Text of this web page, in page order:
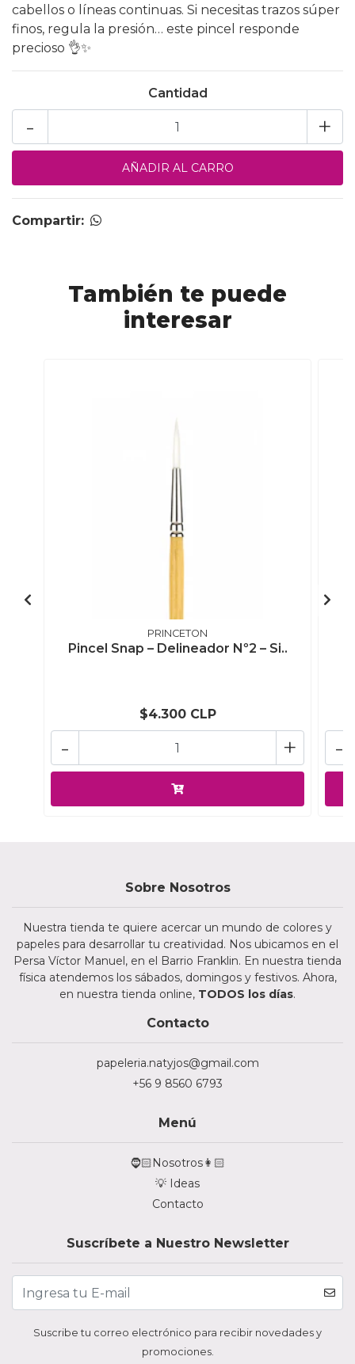
cabellos o líneas continuas. Si necesitas trazos súper
finos, regula la presión… este pincel responde
precioso 👌✨
Cantidad
+
-
Compartir:
También te puede
interesar
PRINCETON
Pincel Snap – Delineador Nº2 – Si..
$4.300 CLP
+
- -
Sobre Nosotros
Nuestra tienda te quiere acercar un mundo de colores y
papeles para desarrollar tu creatividad. Nos ubicamos en el
Persa Víctor Manuel, en el Barrio Franklin. En nuestra tienda
física atendemos los sábados, domingos y festivos. Ahora,
en nuestra tienda online, TODOS los días.
Contacto
papeleria.natyjos@gmail.com
+56 9 8560 6793
Menú
🧔🏻Nosotros👩🏻
💡 Ideas
Contacto
Suscríbete a Nuestro Newsletter
Suscribe tu correo electrónico para recibir novedades y
promociones.